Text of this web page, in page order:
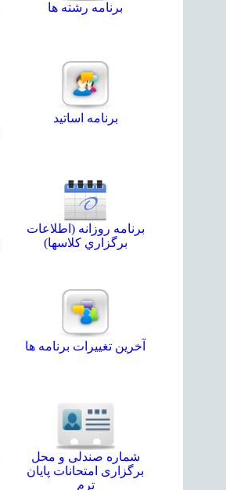
برنامه رشته ها
برنامه اساتید
برنامه روزانه (اطلاعات
برگزاري كلاسها)
آخرين تغييرات برنامه ها
شماره صندلی و محل
برگزاری امتحانات پایان
ترم